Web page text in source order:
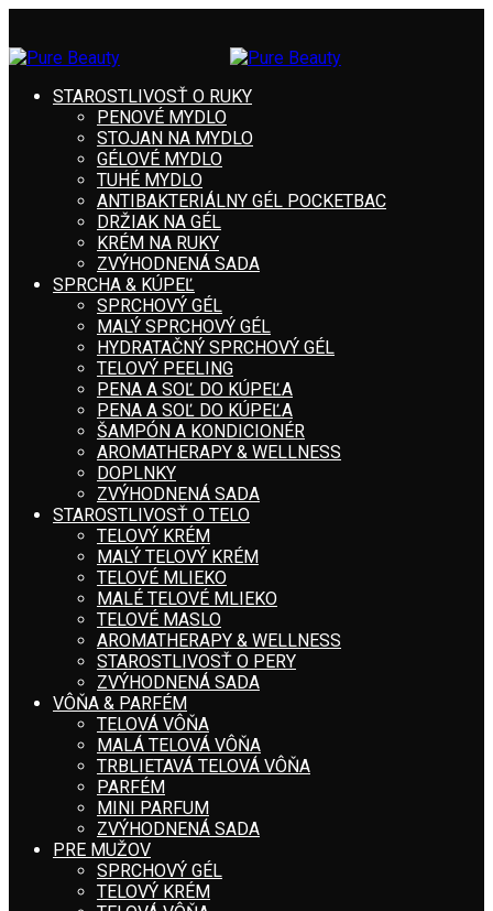
STAROSTLIVOSŤ O RUKY
PENOVÉ MYDLO
STOJAN NA MYDLO
GÉLOVÉ MYDLO
TUHÉ MYDLO
ANTIBAKTERIÁLNY GÉL POCKETBAC
DRŽIAK NA GÉL
KRÉM NA RUKY
ZVÝHODNENÁ SADA
SPRCHA & KÚPEĽ
SPRCHOVÝ GÉL
MALÝ SPRCHOVÝ GÉL
HYDRATAČNÝ SPRCHOVÝ GÉL
TELOVÝ PEELING
PENA A SOĽ DO KÚPEĽA
PENA A SOĽ DO KÚPEĽA
ŠAMPÓN A KONDICIONÉR
AROMATHERAPY & WELLNESS
DOPLNKY
ZVÝHODNENÁ SADA
STAROSTLIVOSŤ O TELO
TELOVÝ KRÉM
MALÝ TELOVÝ KRÉM
TELOVÉ MLIEKO
MALÉ TELOVÉ MLIEKO
TELOVÉ MASLO
AROMATHERAPY & WELLNESS
STAROSTLIVOSŤ O PERY
ZVÝHODNENÁ SADA
VÔŇA & PARFÉM
TELOVÁ VÔŇA
MALÁ TELOVÁ VÔŇA
TRBLIETAVÁ TELOVÁ VÔŇA
PARFÉM
MINI PARFUM
ZVÝHODNENÁ SADA
PRE MUŽOV
SPRCHOVÝ GÉL
TELOVÝ KRÉM